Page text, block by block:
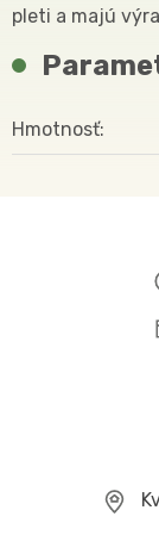
pleti a majú
Hmotnosť